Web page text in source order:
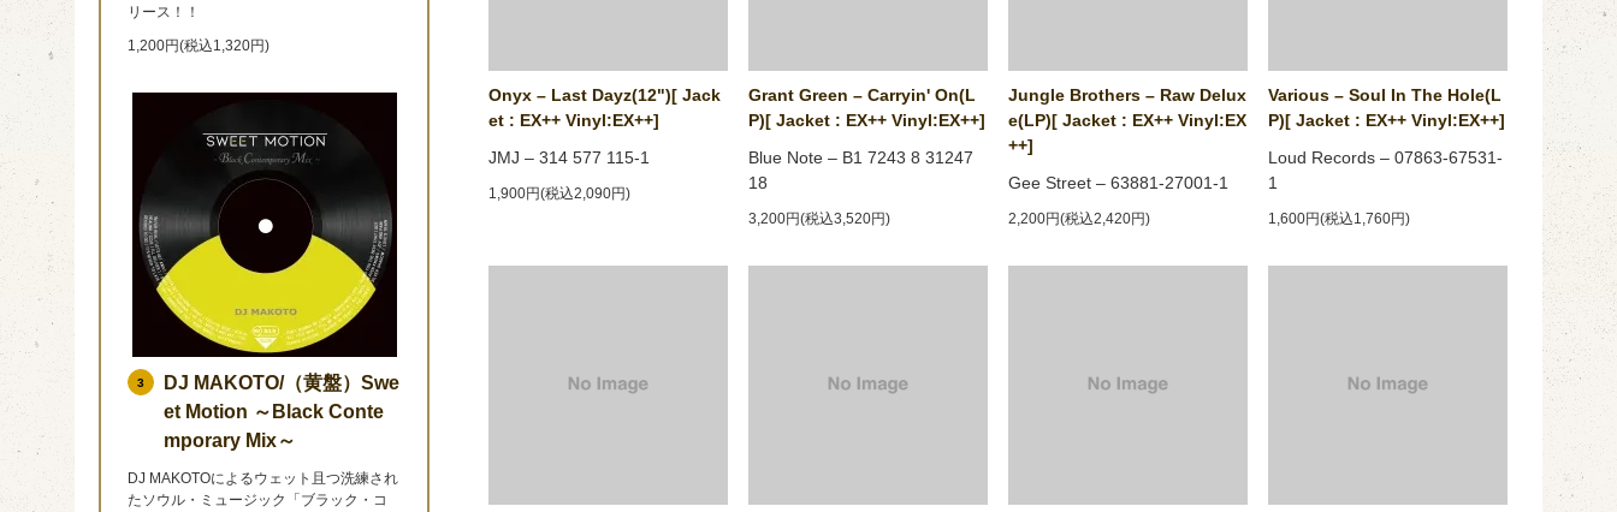
Onyx ‎– Last Dayz(12")[ Jack
et : EX++ Vinyl:EX++]
JMJ ‎– 314 577 115-1
1,900円(税込2,090円)
Grant Green ‎– Carryin' On(L
P)[ Jacket : EX++ Vinyl:EX++]
Blue Note ‎– B1 7243 8 31247
18
3,200円(税込3,520円)
Jungle Brothers ‎– Raw Delux
e(LP)[ Jacket : EX++ Vinyl:EX
++]
Gee Street ‎– 63881-27001-1
2,200円(税込2,420円)
Various ‎– Soul In The Hole(L
P)[ Jacket : EX++ Vinyl:EX++]
Loud Records ‎– 07863-67531-
1
1,600円(税込1,760円)
リース！！
1,200円(税込1,320円)
3
DJ MAKOTO/（黄盤）Swe
et Motion ～Black Conte
mporary Mix～
DJ MAKOTOによるウェット且つ洗練され
たソウル・ミュージック「ブラック・コ